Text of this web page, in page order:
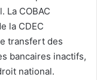
La COBAC
la CDEC
transfert des
bancaires inactifs,
national.